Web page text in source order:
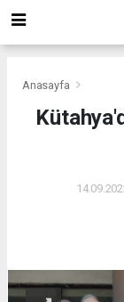
Anasayfa